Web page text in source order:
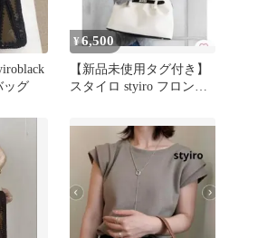
ッグ
¥6,500
【新品未使用タグ付き】
スタイロ styiro フロント